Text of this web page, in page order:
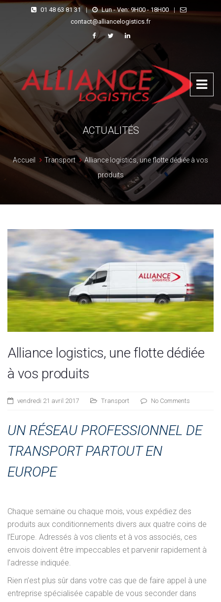
01 48 63 81 31 | Lun - Ven: 9H00 - 18H00
|
contact@alliancelogistics.fr
ACTUALITÉS
Accueil Transport
Alliance logistics, une flotte dédiée à vos
produits
Alliance logistics, une flotte dédiée
à vos produits
vendredi 21 avril 2017 Transport No Comments
UN RÉSEAU PROFESSIONNEL DE
TRANSPORT PARTOUT EN
EUROPE
Chaque semaine ou chaque mois, vous expédiez des
produits aux conditionnements divers aux quatre coins de
l’Europe. Adressés à vos clients et à vos associés, ces
envois doivent être impeccables et parvenir rapidement à
l’adresse indiquée.
Rien n’est plus sûr dans votre cas que de faire appel à une
entreprise spécialisée capable de vous seconder dans